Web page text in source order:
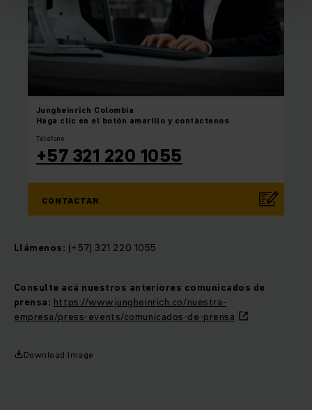
Jungheinrich Colombia
Haga clic en el botón amarillo y contáctenos
Teléfono
+57 321 220 1055
CONTACTAR
Llámenos: (+57) 321 220 1055
Consulte acá nuestros anteriores comunicados de
prensa: https://www.jungheinrich.co/nuestra-
empresa/press-events/comunicados-de-prensa
Download Image